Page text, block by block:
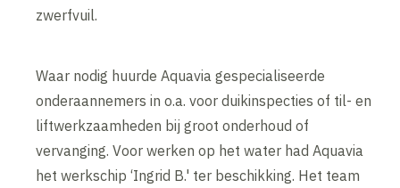
zwerfvuil.
Waar nodig huurde Aquavia gespecialiseerde
onderaannemers in o.a. voor duikinspecties of til- en
liftwerkzaamheden bij groot onderhoud of
vervanging. Voor werken op het water had Aquavia
het werkschip ‘Ingrid B.' ter beschikking. Het team